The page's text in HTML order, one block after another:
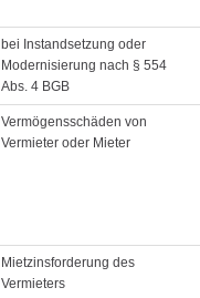
bei Instandsetzung oder
Modernisierung nach § 554
Abs. 4 BGB
Vermögensschäden von
Vermieter oder Mieter
Mietzinsforderung des
Vermieters